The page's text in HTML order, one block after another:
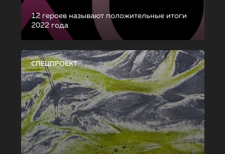
12 героев называют положительные итоги
2022 года
СПЕЦПРОЕКТ